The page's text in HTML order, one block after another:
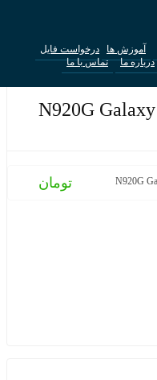
آموزش ها
درخواست فایل
درباره ما تماس با ما
حل مشکل اکانت گوگل N920G Galaxy
تومان